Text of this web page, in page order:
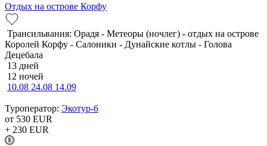
Отдых на острове Корфу
Трансильвания: Орадя - Метеоры (ночлег) - отдых на острове
Королей Корфу - Салоники - Дунайские котлы - Голова
Децебала
13 дней
12 ночей
10.08 24.08 14.09
Туроператор: Экотур-6
от 530 EUR
+ 230 EUR